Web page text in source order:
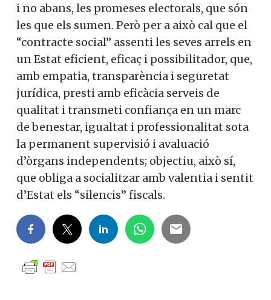
i no abans, les promeses electorals, que són
les que els sumen. Però per a això cal que el
“contracte social” assenti les seves arrels en
un Estat eficient, eficaç i possibilitador, que,
amb empatia, transparència i seguretat
jurídica, presti amb eficàcia serveis de
qualitat i transmeti confiança en un marc
de benestar, igualtat i professionalitat sota
la permanent supervisió i avaluació
d’òrgans independents; objectiu, això sí,
que obliga a socialitzar amb valentia i sentit
d’Estat els “silencis” fiscals.